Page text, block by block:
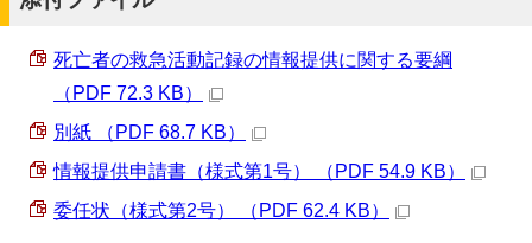
死亡者の救急活動記録の情報提供に関する要綱
（PDF 72.3 KB）
別紙 （PDF 68.7 KB）
情報提供申請書（様式第1号） （PDF 54.9 KB）
委任状（様式第2号） （PDF 62.4 KB）